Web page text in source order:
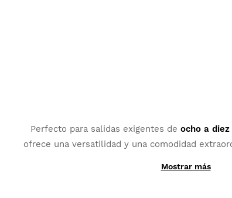
Perfecto para salidas exigentes de ocho a diez
ofrece una versatilidad y una comodidad
Mostrar más